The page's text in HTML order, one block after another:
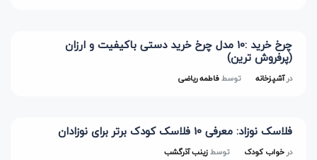
چرخ خرید :10 مدل چرخ خرید دستی باکیفیت و ارزان
(پرفروش ترین)
درآشپزخانه توسطفاطمه ریاضی
فلاسک نوزاد: معرفی 10 فلاسک کودک برتر برای نوزادان
درخواب کودک توسطزینب آذرگشب